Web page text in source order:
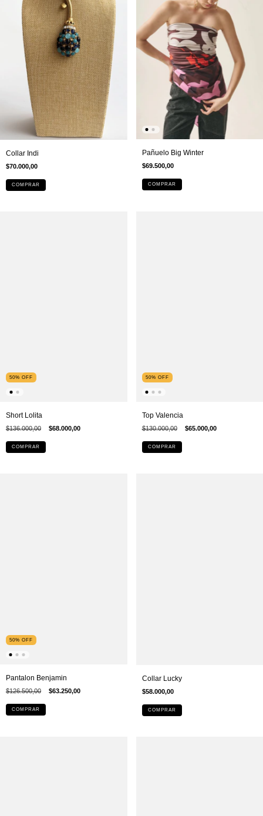
Collar Indi
$70.000,00
COMPRAR
Pañuelo Big Winter
$69.500,00
COMPRAR
50% OFF
Short Lolita
$136.000,00 $68.000,00
COMPRAR
50% OFF
Top Valencia
$130.000,00 $65.000,00
COMPRAR
50% OFF
Pantalon Benjamin
$126.500,00 $63.250,00
COMPRAR
Collar Lucky
$58.000,00
COMPRAR